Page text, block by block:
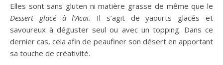
Elles sont sans gluten ni matière grasse de même que le
Dessert glacé à l’Acai.
Il s’agit de yaourts glacés et
savoureux à déguster seul ou avec un topping. Dans ce
dernier cas, cela afin de peaufiner son désert en apportant
sa touche de créativité.